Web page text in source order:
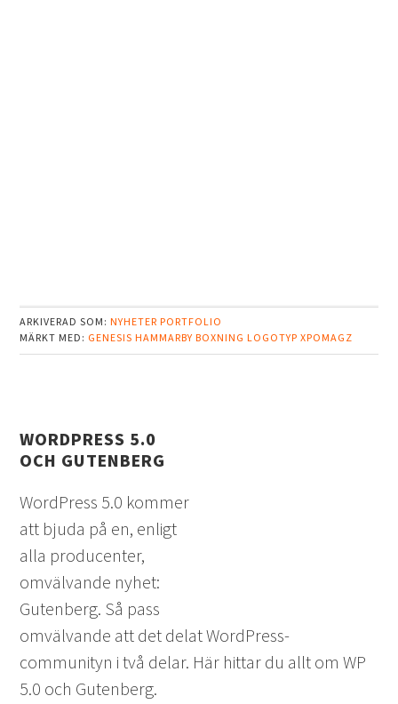
ARKIVERAD SOM:NYHETER PORTFOLIO
MÄRKT MED: GENESIS HAMMARBY BOXNING LOGOTYP XPOMAGZ
WORDPRESS 5.0
OCH GUTENBERG
WordPress 5.0 kommer
att bjuda på en, enligt
alla producenter,
omvälvande nyhet:
Gutenberg. Så pass
omvälvande att det delat WordPress-
communityn i två delar. Här hittar du allt om WP
5.0 och Gutenberg.